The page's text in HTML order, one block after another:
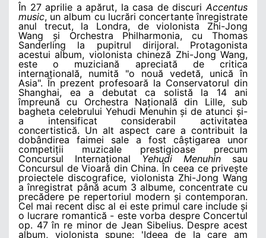
În 27 aprilie a apărut, la casa de discuri Accentus
music, un album cu lucrări concertante înregistrate
anul trecut, la Londra, de violonista Zhi-Jong
Wang și Orchestra Philharmonia, cu Thomas
Sanderling la pupitrul dirijoral. Protagonista
acestui album, violonista chineză Zhi-Jong Wang,
este o muziciană apreciată de critica
internațională, numită
"o nouă vedetă, unică în
Asia". În prezent profesoară la Conservatorul din
Shanghai, ea a debutat ca solistă la 14 ani
împreună cu Orchestra Națională din Lille, sub
bagheta celebrului Yehudi Menuhin și de atunci și-
a intensificat considerabil activitatea
concertistică. Un alt aspect care a contribuit la
dobândirea faimei sale a fost câștigarea unor
competiții muzicale prestigioase precum
Concursul InternaționalYehudi Menuhin sau
Concursul de Vioară din China. În ceea ce privește
proiectele discografice, violonista Zhi-Jong Wang
a înregistrat până acum 3 albume, concentrate cu
precădere pe repertoriul modern și contemporan.
Cel mai recent disc al ei este primul care include și
o lucrare romantică - este vorba despre Concertul
op. 47 în re minor de Jean Sibelius. Despre acest
album, violonista spune:
'Ideea de la care am